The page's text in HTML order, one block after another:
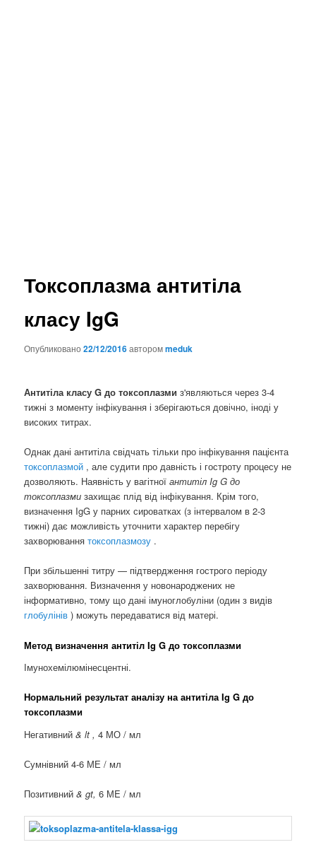
Токсоплазма антитіла
класу IgG
Опубликовано22/12/2016авторомmeduk
Антитіла класу G до токсоплазмиз'являються через 3-4
тижні з моменту інфікування і зберігаються довічно, іноді у
високих титрах.
Однак дані антитіла свідчать тільки про інфікування пацієнта
токсоплазмой , але судити про давність і гостроту процесу не
дозволяють. Наявність у вагітноїантитілIgGдо
токсоплазмизахищає плід від інфікування. Крім того,
визначення IgG у парних сироватках (з інтервалом в 2-3
тижні) дає можливість уточнити характер перебігу
захворюваннятоксоплазмозу .
При збільшенні титру — підтвердження гострого періоду
захворювання. Визначення у новонароджених не
інформативно, тому що дані імуноглобуліни (один з видів
глобулінів) можуть передаватися від матері.
Метод визначення антитіл Ig G до токсоплазми
Імунохемілюмінесцентні.
Нормальний результат аналізу на антитіла Ig G до
токсоплазми
Негативний& lt ,4 МО / мл
Сумнівний 4-6 МЕ / мл
Позитивний& gt,6 МE / мл